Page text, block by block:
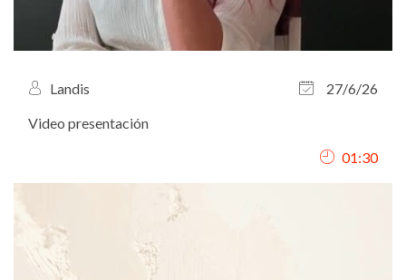
Landis
27/6/26
Video presentación
01:30